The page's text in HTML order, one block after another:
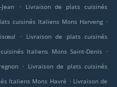
.
Livraison de plats cuisinés
cuisinés Italiens Mons Harveng .
.
Livraison de plats cuisinés
Italiens Mons Saint-Denis .
. Livraison de plats cuisinés
Italiens Mons Havré . Livraison de